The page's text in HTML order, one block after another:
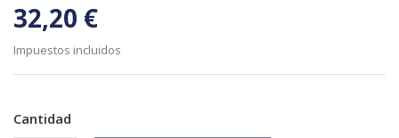
32,20 €
Impuestos incluidos
Cantidad